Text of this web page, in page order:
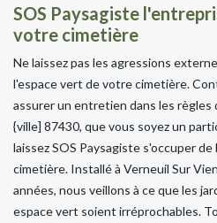
SOS Paysagiste
votre cimetière
Ne laissez pas les agressions
l'espace vert de votre cimetière.
assurer un entretien dans les règles
{ville] 87430, que vous soyez un
laissez SOS Paysagiste s'occuper
cimetière. Installé à Verneuil Sur
années, nous veillons à ce que les
espace vert soient irréprochables.